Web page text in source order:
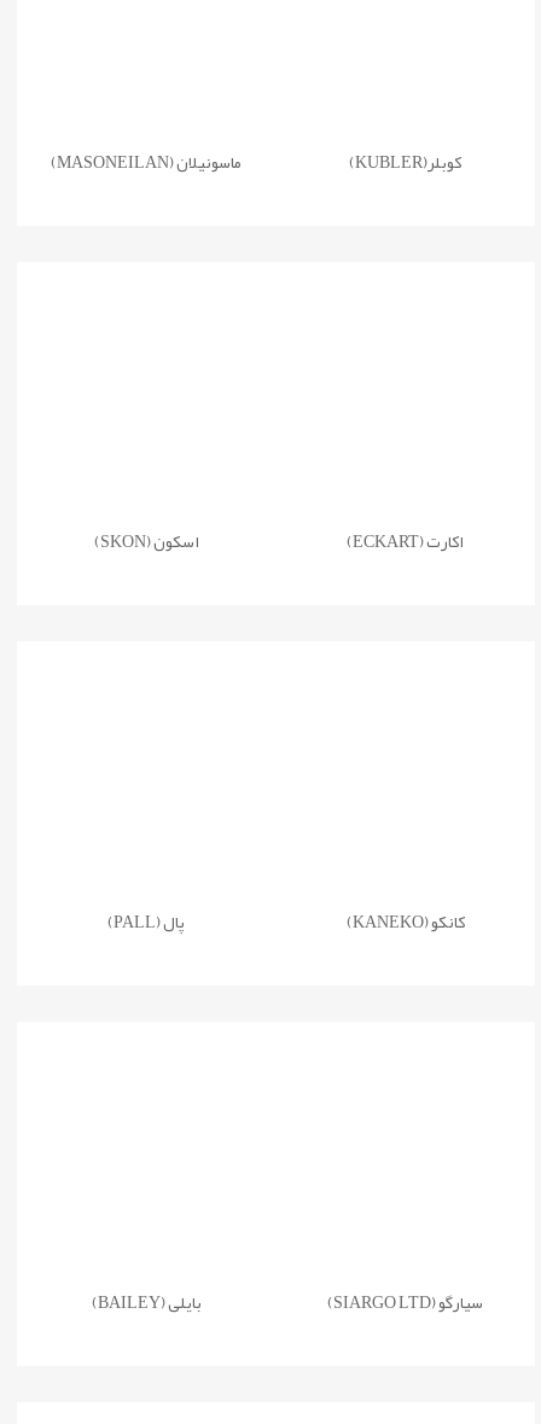
کوبلر(KUBLER) ماسونیلان (MASONEILAN)
اکارت (ECKART) اسکون (SKON)
کانکو (KANEKO) پال (PALL)
سیارگو (SIARGO LTD) بایلی (BAILEY)